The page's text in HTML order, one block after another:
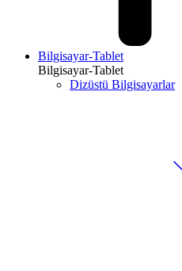
Bilgisayar-Tablet
Bilgisayar-Tablet
Dizüstü Bilgisayarlar